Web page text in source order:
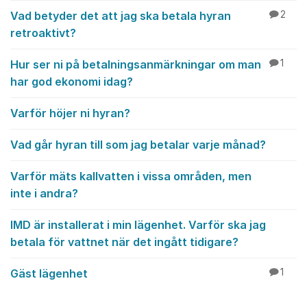
Vad betyder det att jag ska betala hyran
retroaktivt?
2
Hur ser ni på betalningsanmärkningar om man
har god ekonomi idag?
1
Varför höjer ni hyran?
Vad går hyran till som jag betalar varje månad?
Varför mäts kallvatten i vissa områden, men
inte i andra?
IMD är installerat i min lägenhet. Varför ska jag
betala för vattnet när det ingått tidigare?
Gäst lägenhet 1